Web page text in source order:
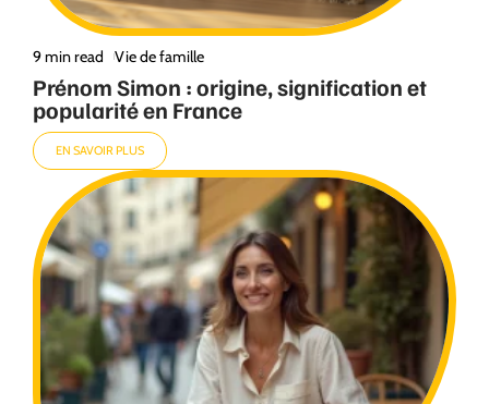
9 min read Vie de famille
Prénom Simon : origine, signification et
popularité en France
EN SAVOIR PLUS